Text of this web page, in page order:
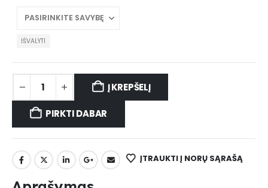
IŠVALYTI
Į KREPŠELĮ
PIRKTI DABAR
ĮTRAUKTI Į NORŲ SĄRAŠĄ